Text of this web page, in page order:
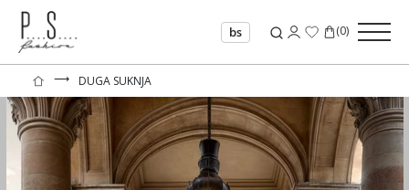
bs (0)
⟶ DUGA SUKNJA